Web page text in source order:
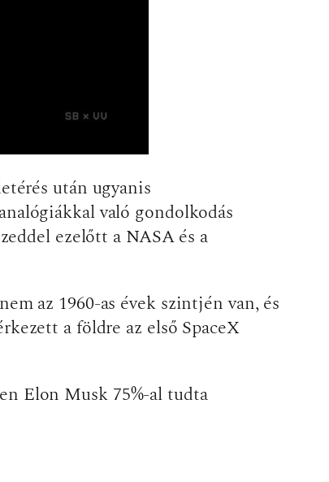
után ugyanis
való gondolkodás
ezelőtt a NASA és a
az 1960-as évek szintjén van, és
a földre az első SpaceX
Elon Musk 75%-al tudta